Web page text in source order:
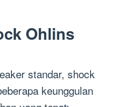
Ohlins
standar, shock
keunggulan